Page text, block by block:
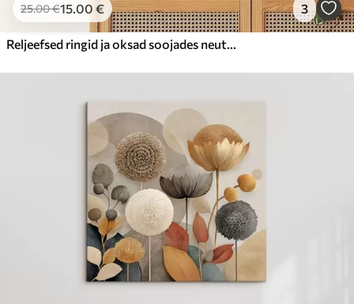
25.00€15.00 € 3
Reljeefsed ringid ja oksad soojades neutraalsetes toonides